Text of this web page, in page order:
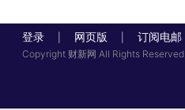
登录 网页版 订阅电邮
Copyright 财新网 All Rights Reserved